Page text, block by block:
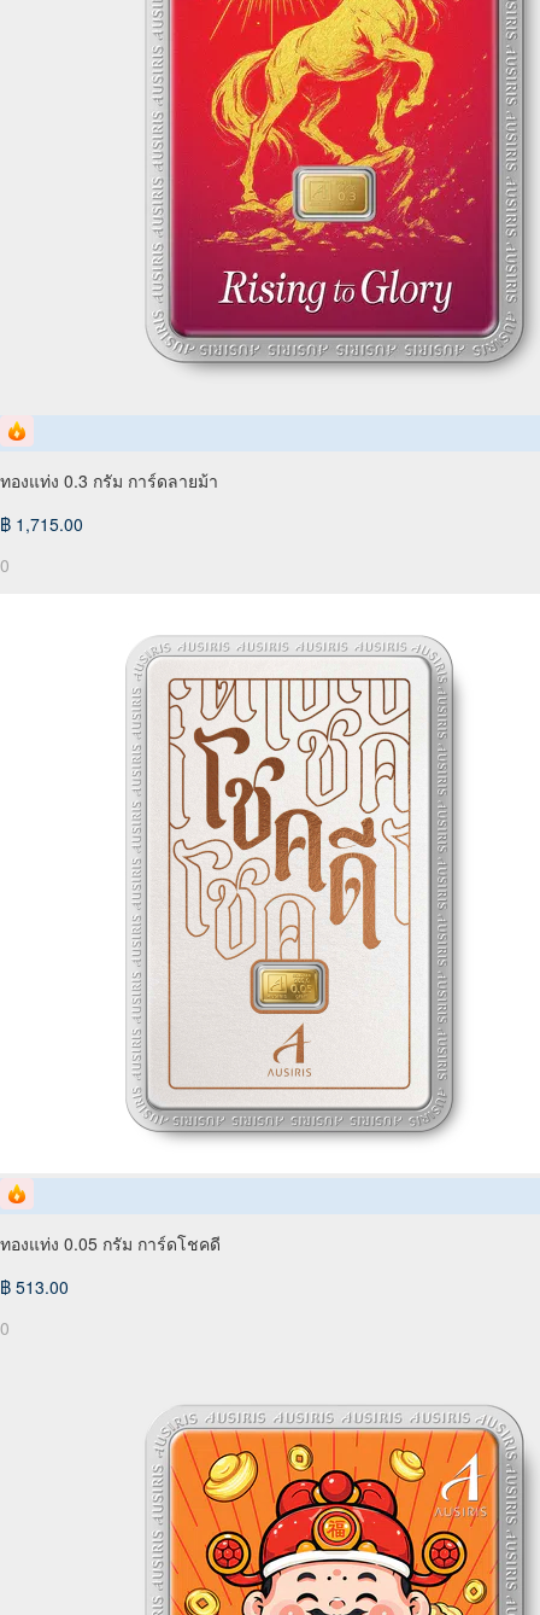
ทองแท่ง 0.3 กรัม การ์ดลายม้า
฿ 1,715.00
0
ทองแท่ง 0.05 กรัม การ์ดโชคดี
฿ 513.00
0